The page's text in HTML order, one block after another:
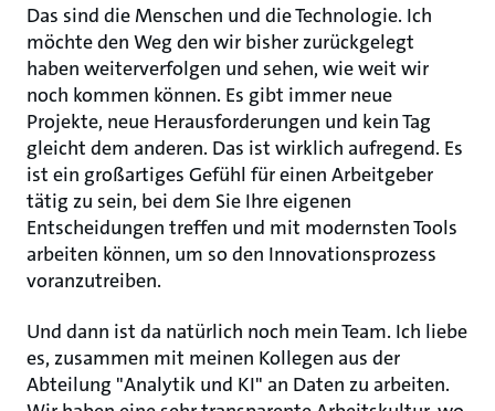
Das sind die Menschen und die Technologie. Ich
möchte den Weg den wir bisher zurückgelegt
haben weiterverfolgen und sehen, wie weit wir
noch kommen können. Es gibt immer neue
Projekte, neue Herausforderungen und kein Tag
gleicht dem anderen. Das ist wirklich aufregend. Es
ist ein großartiges Gefühl für einen Arbeitgeber
tätig zu sein, bei dem Sie Ihre eigenen
Entscheidungen treffen und mit modernsten Tools
arbeiten können, um so den Innovationsprozess
voranzutreiben.
Und dann ist da natürlich noch mein Team. Ich liebe
es, zusammen mit meinen Kollegen aus der
Abteilung "Analytik und KI" an Daten zu arbeiten.